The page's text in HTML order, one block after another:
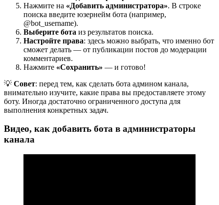
Нажмите на «Добавить администратора». В строке
поиска введите юзернейм бота (например,
@bot_username).
Выберите бота из результатов поиска.
Настройте права: здесь можно выбрать, что именно бот
сможет делать — от публикации постов до модерации
комментариев.
Нажмите «Сохранить» — и готово!
💡 Совет: перед тем, как сделать бота админом канала,
внимательно изучите, какие права вы предоставляете этому
боту. Иногда достаточно ограниченного доступа для
выполнения конкретных задач.
Видео, как добавить бота в администраторы
канала